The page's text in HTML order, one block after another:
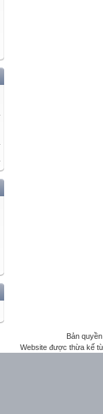
Bản
Website được thừa kế